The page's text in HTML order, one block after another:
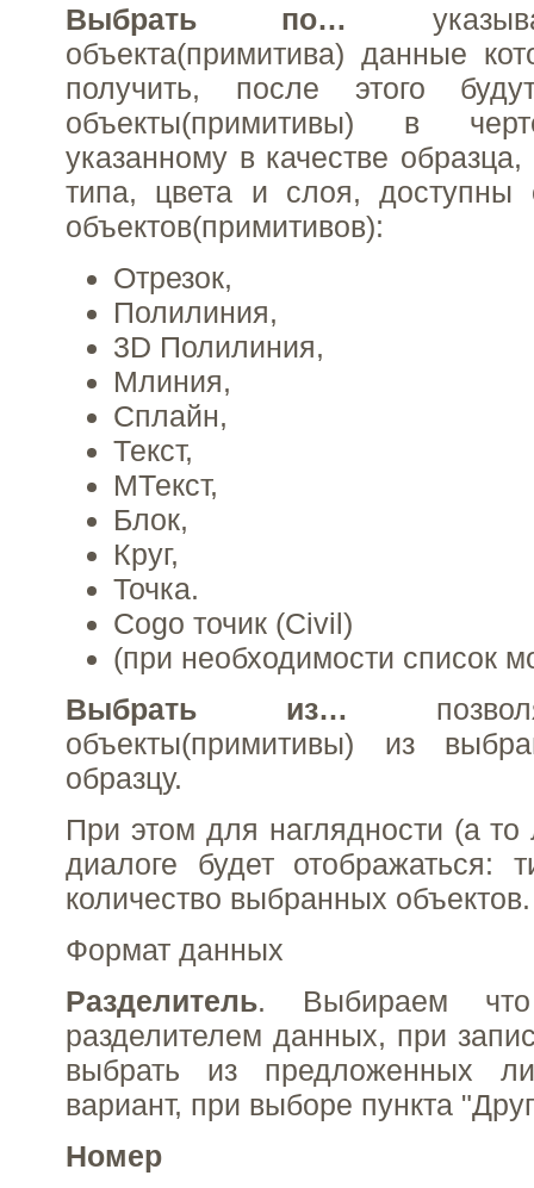
Выбрать по…
объекта(примитива) данные
получить, после этого
объекты(примитивы) в
указанному в качестве
типа, цвета и слоя,
объектов(примитивов):
Отрезок,
Полилиния,
3D Полилиния,
Млиния,
Сплайн,
Текст,
МТекст,
Блок,
Круг,
Точка.
Cogo точик (Civil)
(при необходимости список
Выбрать из…
объекты(примитивы) из
образцу.
При этом для наглядности (а
диалоге будет отображаться:
количество выбранных объектов.
Формат данных
Разделитель. Выбираем
разделителем данных, при
выбрать из предложенных
вариант, при выборе пункта
Номер